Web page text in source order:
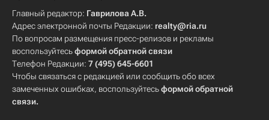
Главный редактор: Гаврилова А.В.
Адрес электронной почты Редакции: realty@ria.ru
По вопросам размещения пресс-релизов и рекламы
воспользуйтесьформой обратной связи
Телефон Редакции: 7 (495) 645-6601
Чтобы связаться с редакцией или сообщить обо всех
замеченных ошибках, воспользуйтесьформой обратной
связи.